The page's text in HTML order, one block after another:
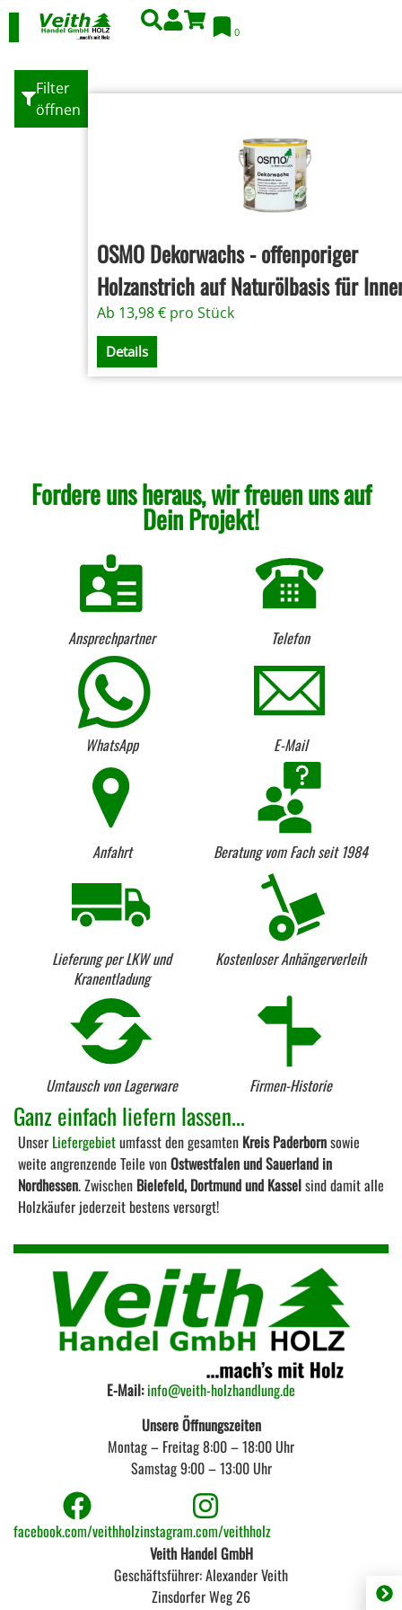
0
Filter
öffnen
OSMO Dekorwachs - offenporiger
Holzanstrich auf Naturölbasis für
Ab 13,98€ pro Stück
Details
Fordere uns heraus, wir freuen uns auf
Dein Projekt!
Ansprechpartner Telefon
WhatsApp E-Mail
Anfahrt Beratung vom Fach seit 1984
Lieferung per LKW und
Kranentladung
Kostenloser Anhängerverleih
Umtausch von Lagerware Firmen-Historie
Ganz einfach liefern lassen...
Unser Liefergebietumfasst den gesamten Kreis Paderbornsowie
weite angrenzende Teile vonOstwestfalen und Sauerland in
Nordhessen. Zwischen Bielefeld, Dortmund und Kasselsind damit alle
Holzkäufer jederzeit bestens versorgt!
Veith Handel GmbH
Geschäftsführer: Alexander Veith
Zinsdorfer Weg 26
E-Mail:info@veith-holzhandlung.de
Unsere Öffnungszeiten
Montag – Freitag 8:00 – 18:00 Uhr
Samstag 9:00 – 13:00 Uhr
facebook.com/veithholzinstagram.com/veithholz